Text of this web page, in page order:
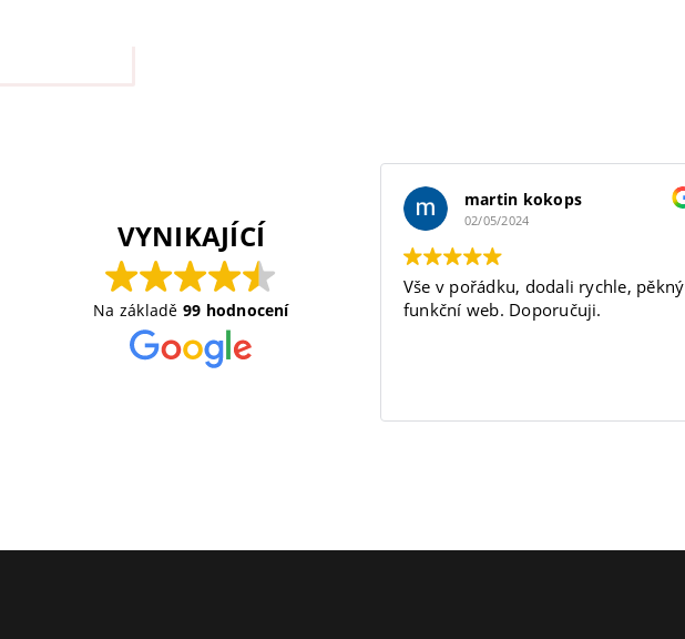
VYNIKAJÍCÍ
Na základě 99 hodnocení
martin kokops
02/05/2024
Vše v pořádku, dodali rychle, pěkný
funkční web. Doporučuji.